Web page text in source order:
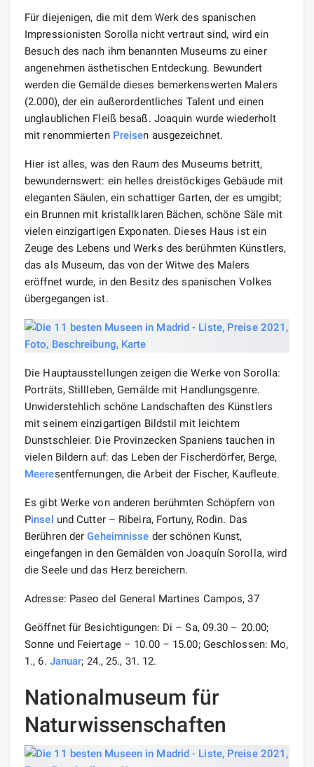
Für diejenigen, die mit dem Werk des spanischen
Impressionisten Sorolla nicht vertraut sind, wird ein
Besuch des nach ihm benannten Museums zu einer
angenehmen ästhetischen Entdeckung. Bewundert
werden die Gemälde dieses bemerkenswerten Malers
(2.000), der ein außerordentliches Talent und einen
unglaublichen Fleiß besaß. Joaquin wurde wiederholt
mit renommierten Preisen ausgezeichnet.
Hier ist alles, was den Raum des Museums betritt,
bewundernswert: ein helles dreistöckiges Gebäude mit
eleganten Säulen, ein schattiger Garten, der es umgibt;
ein Brunnen mit kristallklaren Bächen, schöne Säle mit
vielen einzigartigen Exponaten. Dieses Haus ist ein
Zeuge des Lebens und Werks des berühmten Künstlers,
das als Museum, das von der Witwe des Malers
eröffnet wurde, in den Besitz des spanischen Volkes
übergegangen ist.
Die Hauptausstellungen zeigen die Werke von Sorolla:
Porträts, Stillleben, Gemälde mit Handlungsgenre.
Unwiderstehlich schöne Landschaften des Künstlers
mit seinem einzigartigen Bildstil mit leichtem
Dunstschleier. Die Provinzecken Spaniens tauchen in
vielen Bildern auf: das Leben der Fischerdörfer, Berge,
Meeresentfernungen, die Arbeit der Fischer, Kaufleute.
Es gibt Werke von anderen berühmten Schöpfern von
Pinsel und Cutter – Ribeira, Fortuny, Rodin. Das
Berühren derGeheimnisse der schönen Kunst,
eingefangen in den Gemälden von Joaquín Sorolla, wird
die Seele und das Herz bereichern.
Adresse: Paseo del General Martines Campos, 37
Geöffnet für Besichtigungen: Di – Sa, 09.30 – 20.00;
Sonne und Feiertage – 10.00 – 15.00; Geschlossen: Mo,
1., 6. Januar; 24., 25., 31. 12.
Nationalmuseum für
Naturwissenschaften